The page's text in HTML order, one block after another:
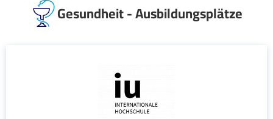
Gesundheit - Ausbildungsplätze